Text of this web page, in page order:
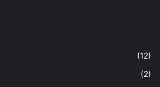
(12)
(2)